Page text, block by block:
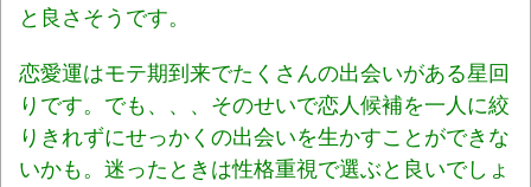
と良さそうです。
恋愛運はモテ期到来でたくさんの出会いがある星回
りです。でも、、、そのせいで恋人候補を一人に絞
りきれずにせっかくの出会いを生かすことができな
いかも。迷ったときは性格重視で選ぶと良いでしょ